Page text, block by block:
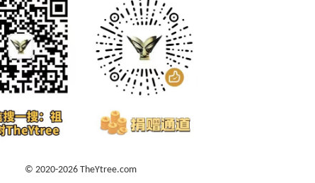
© 2020-2026 TheYtree.com